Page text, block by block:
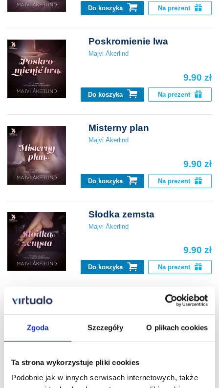
Zgoda Szczegóły O plikach cookies
Ta strona wykorzystuje pliki cookies
Podobnie jak w innych serwisach internetowych, także
Do koszyka Na prezent
Poskromienie lwa
Majvi Åkerlind
9.90 zł
Do koszyka Na prezent
Misterny plan
Majvi Åkerlind
9.90 zł
Do koszyka Na prezent
Słodka zemsta
Majvi Åkerlind
9.90 zł
Do koszyka Na prezent
Majvi Åkerlind